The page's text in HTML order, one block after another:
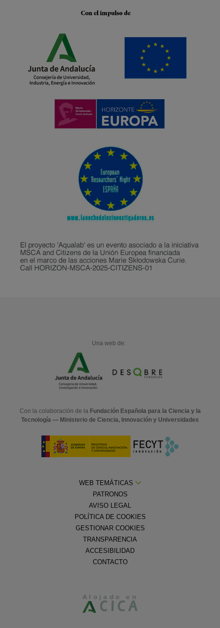
Una web de:
Con la colaboración de la Fundación Española para la Ciencia y la
Tecnología — Ministerio de Ciencia, Innovación y Universidades
WEB TEMÁTICAS
PATRONOS
AVISO LEGAL
POLÍTICA DE COOKIES
GESTIONAR COOKIES
TRANSPARENCIA
ACCESIBILIDAD
CONTACTO